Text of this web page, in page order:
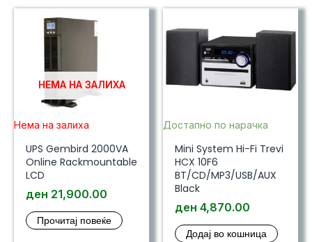
НЕМА НА ЗАЛИХА
Нема на залиха
UPS Gembird 2000VA
Online Rackmountable
LCD
ден 21,900.00
Прочитај повеќе
Достапно по нарачка
Mini System Hi-Fi Trevi
HCX 10F6
BT/CD/MP3/USB/AUX
Black
ден 4,870.00
Додај во кошница